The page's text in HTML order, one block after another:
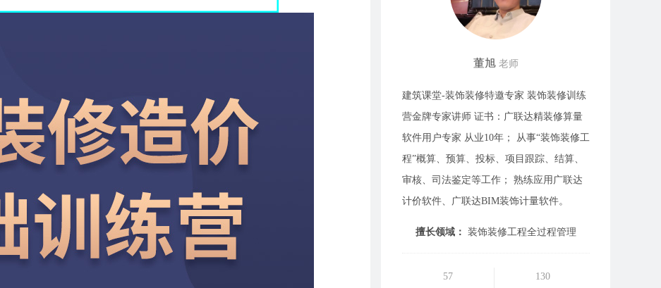
董旭 老师
建筑课堂-装饰装修特邀专家 装饰装修训练
营金牌专家讲师 证书：广联达精装修算量
软件用户专家 从业10年； 从事“装饰装修工
程”概算、预算、投标、项目跟踪、结算、
审核、司法鉴定等工作； 熟练应用广联达
计价软件、广联达BIM装饰计量软件。
擅长领域： 装饰装修工程全过程管理
57
130